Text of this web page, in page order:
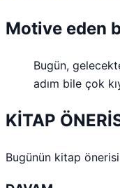
Motive eden
Bugün,
adım bile çok
KİTAP
Bugünün kitap önerisi